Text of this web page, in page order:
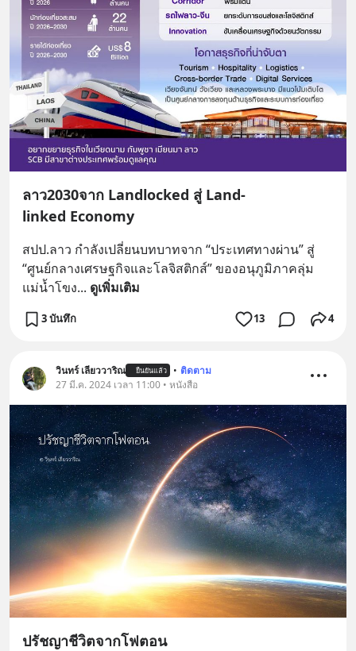
ลาว2030จาก Landlocked สู่ Land-
linked Economy
สปป.ลาว กำลังเปลี่ยนบทบาทจาก “ประเทศทางผ่าน” สู่
“ศูนย์กลางเศรษฐกิจและโลจิสติกส์” ของอนุภูมิภาคลุ่ม
แม่น้ำโขง... ดูเพิ่มเติม
3 บันทึก 13 4
วินทร์ เลียววาริณ ยืนยันแล้ว • ติดตาม
27 มี.ค. 2024 เวลา 11:00 • หนังสือ
ปรัชญาชีวิตจากโฟตอน